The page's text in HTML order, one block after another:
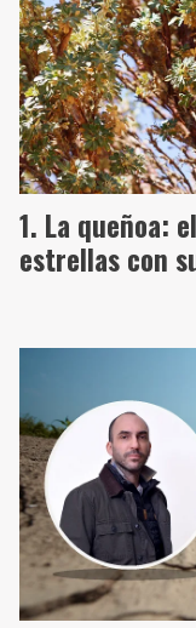
La queñoa:
estrellas con